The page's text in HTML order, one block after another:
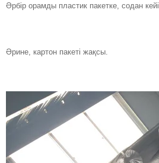
Әрбір орамды пластик пакетке, содан
Әрине, картон пакеті жақсы.